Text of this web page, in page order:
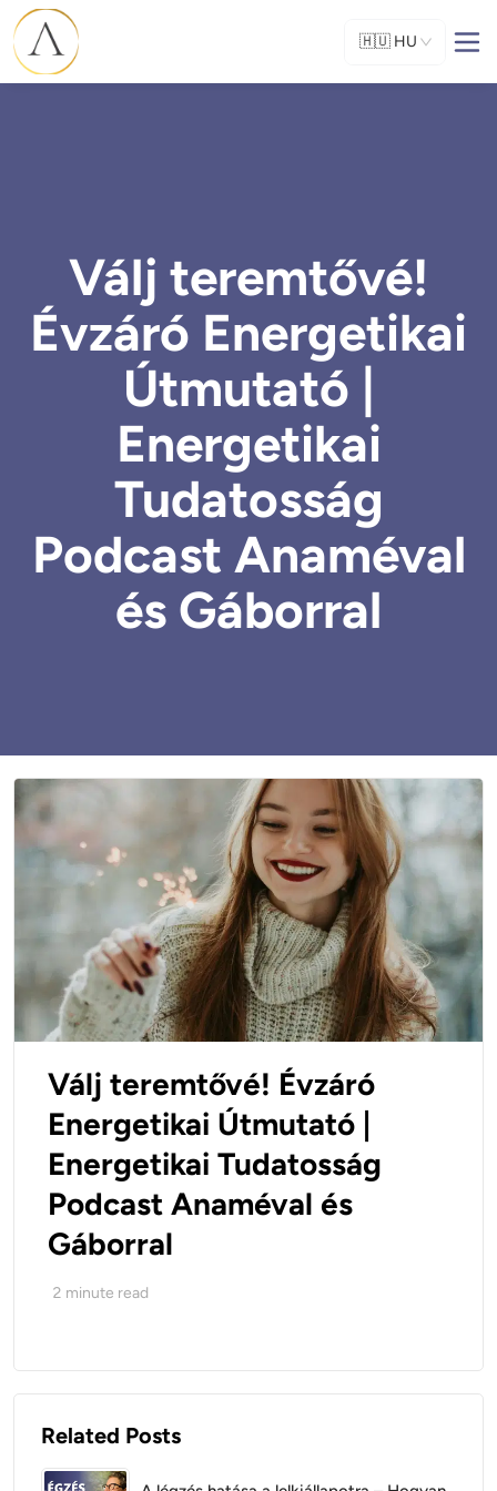
🇭🇺 HU
Válj teremtővé!
Évzáró Energetikai
Útmutató |
Energetikai
Tudatosság
Podcast Anaméval
és Gáborral
Válj teremtővé! Évzáró
Energetikai Útmutató |
Energetikai Tudatosság
Podcast Anaméval és
Gáborral
2 minute read
Related Posts